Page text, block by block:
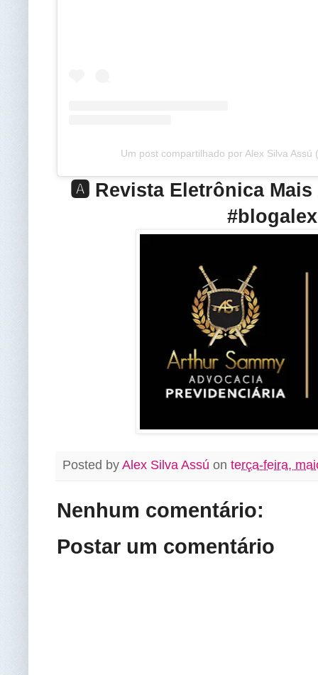
Um post compartilhado por Alex Silva Assú
🅰️ Revista Eletrônica
Posted by Alex Silva Assú on terça-feira,
Nenhum comentário:
Postar um comentário